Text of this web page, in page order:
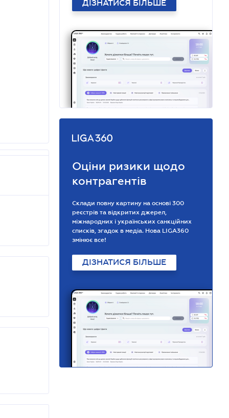
ДІЗНАТИСЯ БІЛЬШЕ
Оціни ризики щодо
контрагентів
Склади повну картину на основі 300
реєстрів та відкритих джерел,
міжнародних і українських санкційних
списків, згадок в медіа. Нова LIGA360
змінює все!
ДІЗНАТИСЯ БІЛЬШЕ